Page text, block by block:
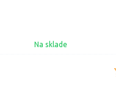
Na sklade